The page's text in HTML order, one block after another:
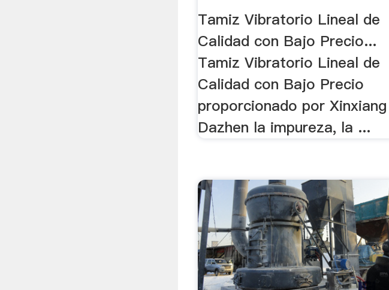
La .
Tamiz Vibratorio Lineal de
Calidad con Bajo Precio...
Tamiz Vibratorio Lineal de
Calidad con Bajo Precio
proporcionado por Xinxiang
Dazhen la impureza, la ...